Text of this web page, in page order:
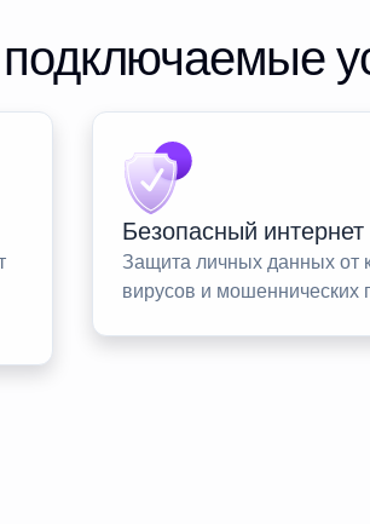
Безопасный интернет
Защита личных данных от
вирусов и мошеннических